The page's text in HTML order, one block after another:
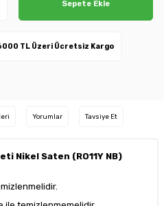
Sepete Ekle
TL Üzeri Ücretsiz Kargo
Yorumlar Tavsiye Et
Nikel Saten (RO11Y NB)